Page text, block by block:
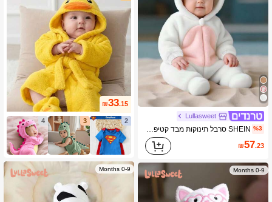
Lullasweet
%3 SHEIN סרבל תינוקות מבד קטיפה עם קפוצ'ון אוזני ארנבת תלת מימדיות חמודות, מכנסיים ארוכים עם שרוולים ארוכים לחורף לילדים
₪57.23
0-9 Months
₪33.15
2
3
4
0-9 Months